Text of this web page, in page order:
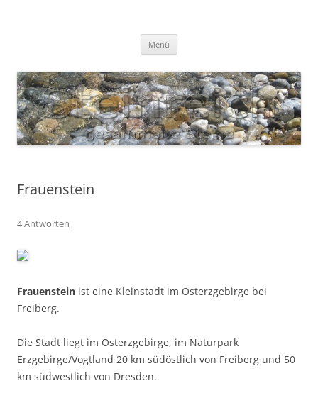
Menü
Frauenstein
4 Antworten
Frauenstein ist eine Kleinstadt im Osterzgebirge bei
Freiberg.
Die Stadt liegt im Osterzgebirge, im Naturpark
Erzgebirge/Vogtland 20 km südöstlich von Freiberg und 50
km südwestlich von Dresden.